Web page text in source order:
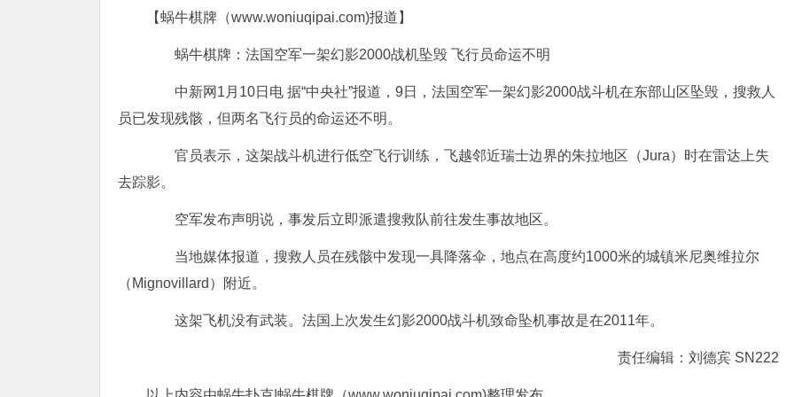
【蜗牛棋牌（www.woniuqipai.com)报道】
蜗牛棋牌：法国空军一架幻影2000战机坠毁 飞行员命运不明
中新网1月10日电 据“中央社”报道，9日，法国空军一架幻影2000战斗机在东部山区坠毁，搜救人
员已发现残骸，但两名飞行员的命运还不明。
官员表示，这架战斗机进行低空飞行训练，飞越邻近瑞士边界的朱拉地区（Jura）时在雷达上失
去踪影。
空军发布声明说，事发后立即派遣搜救队前往发生事故地区。
当地媒体报道，搜救人员在残骸中发现一具降落伞，地点在高度约1000米的城镇米尼奥维拉尔
（Mignovillard）附近。
这架飞机没有武装。法国上次发生幻影2000战斗机致命坠机事故是在2011年。
责任编辑：刘德宾 SN222